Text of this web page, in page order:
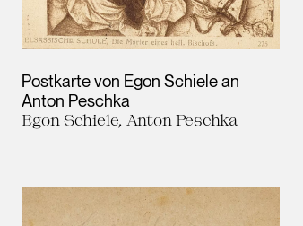
Postkarte von Egon Schiele an
Anton Peschka
Egon Schiele, Anton Peschka